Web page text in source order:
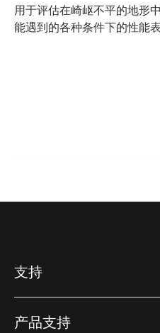
用于评估在崎岖不平的地形
能遇到的各种条件下的性能表
支持
产品支持